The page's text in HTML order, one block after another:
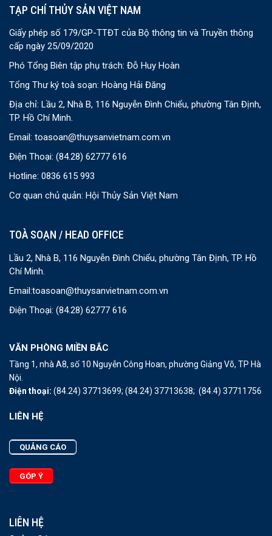
TẠP CHÍ THỦY SẢN VIỆT NAM
Giấy phép số 179/GP-TTĐT của Bộ thông tin và Truyền thông
cấp ngày 25/09/2020
Phó Tổng Biên tập phụ trách: Đỗ Huy Hoàn
Tổng Thư ký toà soạn: Hoàng Hải Đăng
Địa chỉ: Lầu 2, Nhà B, 116 Nguyễn Đình Chiểu, phường Tân Định,
TP. Hồ Chí Minh.
Email: toasoan@thuysanvietnam.com.vn
Điện Thoại: (84.28) 62777 616
Hotline: 0836 615 993
Cơ quan chủ quản: Hội Thủy Sản Việt Nam
TOÀ SOẠN / HEAD OFFICE
Lầu 2, Nhà B, 116 Nguyễn Đình Chiểu, phường Tân Định, TP. Hồ
Chí Minh.
Email:toasoan@thuysanvietnam.com.vn
Điện Thoại: (84.28) 62777 616
VĂN PHÒNG MIỀN BẮC
Tầng 1, nhà A8, số 10 Nguyễn Công Hoan, phường Giảng Võ, TP Hà
Nội.
Điện thoại: (84.24) 37713699; (84.24) 37713638; (84.4) 37711756
LIÊN HỆ
QUẢNG CÁO
GÓP Ý
LIÊN HỆ